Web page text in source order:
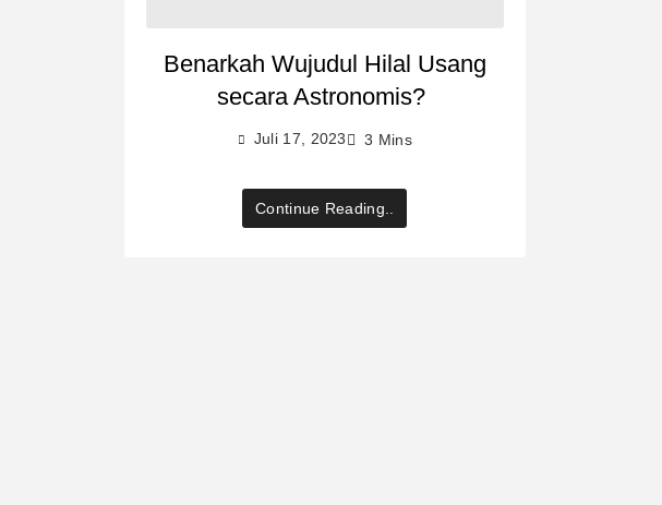
Benarkah Wujudul Hilal Usang
secara Astronomis?
Juli 17, 2023 3 Mins
Continue Reading..